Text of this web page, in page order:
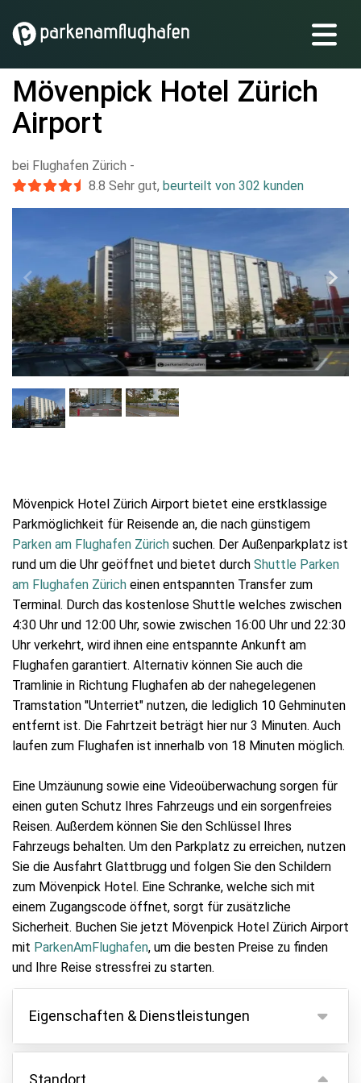
Mövenpick Hotel Zürich
Airport
bei Flughafen Zürich -
8.8 Sehr gut, beurteilt von 302 kunden
Mövenpick Hotel Zürich Airport bietet eine erstklassige
Parkmöglichkeit für Reisende an, die nach günstigem
Parken am Flughafen Zürich suchen. Der Außenparkplatz ist
rund um die Uhr geöffnet und bietet durch Shuttle Parken
am Flughafen Zürich einen entspannten Transfer zum
Terminal. Durch das kostenlose Shuttle welches zwischen
4:30 Uhr und 12:00 Uhr, sowie zwischen 16:00 Uhr und 22:30
Uhr verkehrt, wird ihnen eine entspannte Ankunft am
Flughafen garantiert. Alternativ können Sie auch die
Tramlinie in Richtung Flughafen ab der nahegelegenen
Tramstation "Unterriet" nutzen, die lediglich 10 Gehminuten
entfernt ist. Die Fahrtzeit beträgt hier nur 3 Minuten. Auch
laufen zum Flughafen ist innerhalb von 18 Minuten möglich.
Eine Umzäunung sowie eine Videoüberwachung sorgen für
einen guten Schutz Ihres Fahrzeugs und ein sorgenfreies
Reisen. Außerdem können Sie den Schlüssel Ihres
Fahrzeugs behalten. Um den Parkplatz zu erreichen, nutzen
Sie die Ausfahrt Glattbrugg und folgen Sie den Schildern
zum Mövenpick Hotel. Eine Schranke, welche sich mit
einem Zugangscode öffnet, sorgt für zusätzliche
Sicherheit. Buchen Sie jetzt Mövenpick Hotel Zürich Airport
mit ParkenAmFlughafen, um die besten Preise zu finden
und Ihre Reise stressfrei zu starten.
Eigenschaften & Dienstleistungen
Eigenschaften
Standort